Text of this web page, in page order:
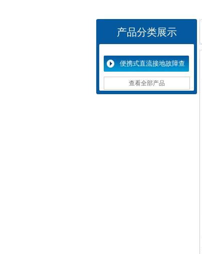
产品分类展示
便携式直流接地故障查
找仪查看全部产品